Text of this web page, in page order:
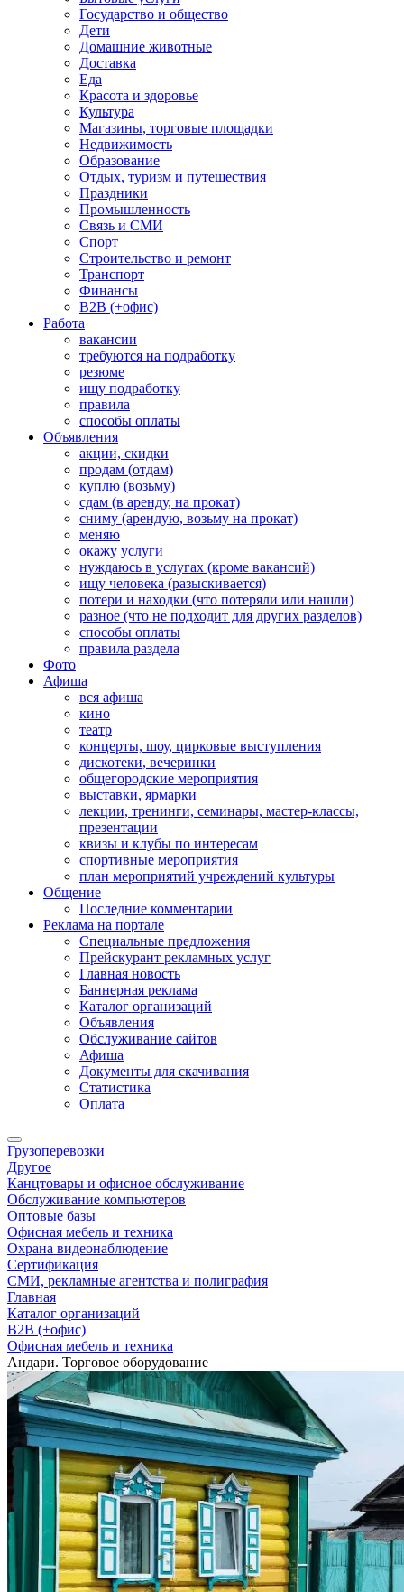
Государство и общество
Дети
Домашние животные
Доставка
Еда
Красота и здоровье
Культура
Магазины, торговые площадки
Недвижимость
Образование
Отдых, туризм и путешествия
Праздники
Промышленность
Связь и СМИ
Спорт
Строительство и ремонт
Транспорт
Финансы
B2B (+офис)
Работа
вакансии
требуются на подработку
резюме
ищу подработку
правила
способы оплаты
Объявления
акции, скидки
продам (отдам)
куплю (возьму)
сдам (в аренду, на прокат)
сниму (арендую, возьму на прокат)
меняю
окажу услуги
нуждаюсь в услугах (кроме вакансий)
ищу человека (разыскивается)
потери и находки (что потеряли или нашли)
разное (что не подходит для других разделов)
способы оплаты
правила раздела
Фото
Афиша
вся афиша
кино
театр
концерты, шоу, цирковые выступления
дискотеки, вечеринки
общегородские мероприятия
выставки, ярмарки
лекции, тренинги, семинары, мастер-классы,
презентации
квизы и клубы по интересам
спортивные мероприятия
план мероприятий учреждений культуры
Общение
Последние комментарии
Реклама на портале
Специальные предложения
Прейскурант рекламных услуг
Главная новость
Баннерная реклама
Каталог организаций
Объявления
Обслуживание сайтов
Афиша
Документы для скачивания
Статистика
Оплата
Грузоперевозки
Другое
Канцтовары и офисное обслуживание
Обслуживание компьютеров
Оптовые базы
Офисная мебель и техника
Охрана видеонаблюдение
Сертификация
СМИ, рекламные агентства и полиграфия
Главная
Каталог организаций
B2B (+офис)
Офисная мебель и техника
Андари. Торговое оборудование